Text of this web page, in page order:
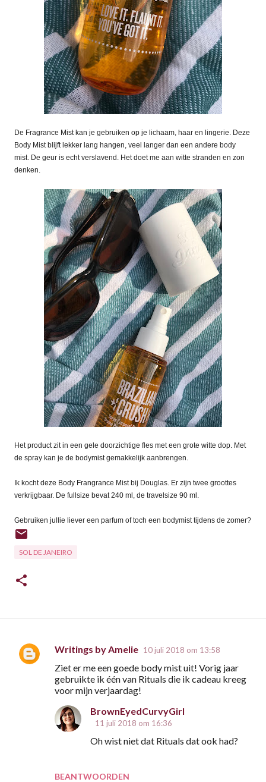
De Fragrance Mist kan je gebruiken op je lichaam, haar en lingerie. Deze
Body Mist blijft lekker lang hangen, veel langer dan een andere body
mist. De geur is echt verslavend. Het doet me aan witte stranden en zon
denken.
Het product zit in een gele doorzichtige fles met een grote witte dop. Met
de spray kan je de bodymist gemakkelijk aanbrengen.
Ik kocht deze Body Frangrance Mist bij Douglas. Er zijn twee groottes
verkrijgbaar. De fullsize bevat 240 ml, de travelsize 90 ml.
Gebruiken jullie liever een parfum of toch een bodymist tijdens de zomer?
SOL DE JANEIRO
R
Writings by Amelie 10 juli 2018 om 13:58
Ziet er me een goede body mist uit! Vorig jaar
gebruikte ik één van Rituals die ik cadeau kreeg
voor mijn verjaardag!
BEANTWOORDEN
BrownEyedCurvyGirl
11 juli 2018 om 16:36
Oh wist niet dat Rituals dat ook had?